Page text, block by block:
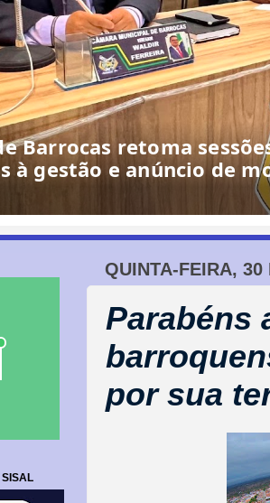
Barrocas retoma
à gestão e anúncio de
QUINTA-FEIRA, 30
Parabéns
por sua
SISAL